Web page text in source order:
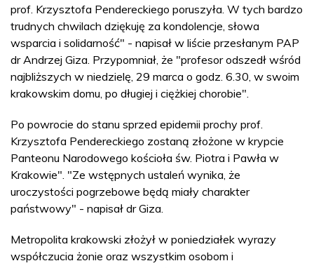
prof. Krzysztofa Pendereckiego poruszyła. W tych bardzo
trudnych chwilach dziękuję za kondolencje, słowa
wsparcia i solidarność" - napisał w liście przesłanym PAP
dr Andrzej Giza. Przypomniał, że "profesor odszedł wśród
najbliższych w niedzielę, 29 marca o godz. 6.30, w swoim
krakowskim domu, po długiej i ciężkiej chorobie".
Po powrocie do stanu sprzed epidemii prochy prof.
Krzysztofa Pendereckiego zostaną złożone w krypcie
Panteonu Narodowego kościoła św. Piotra i Pawła w
Krakowie". "Ze wstępnych ustaleń wynika, że
uroczystości pogrzebowe będą miały charakter
państwowy" - napisał dr Giza.
Metropolita krakowski złożył w poniedziałek wyrazy
współczucia żonie oraz wszystkim osobom i